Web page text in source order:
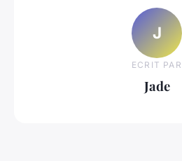
J
ECRIT PAR
Jade